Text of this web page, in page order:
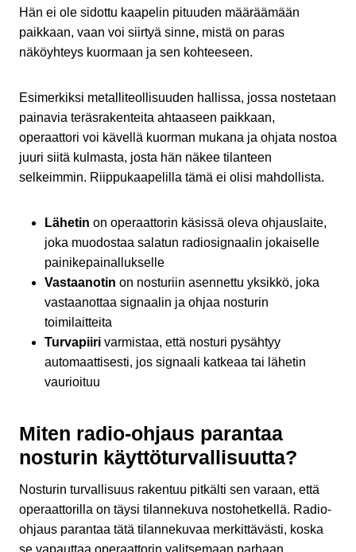
Hän ei ole sidottu kaapelin pituuden määräämään
paikkaan, vaan voi siirtyä sinne, mistä on paras
näköyhteys kuormaan ja sen kohteeseen.
Esimerkiksi metalliteollisuuden hallissa, jossa nostetaan
painavia teräsrakenteita ahtaaseen paikkaan,
operaattori voi kävellä kuorman mukana ja ohjata nostoa
juuri siitä kulmasta, josta hän näkee tilanteen
selkeimmin. Riippukaapelilla tämä ei olisi mahdollista.
Lähetin on operaattorin käsissä oleva ohjauslaite,
joka muodostaa salatun radiosignaalin jokaiselle
painikepainallukselle
Vastaanotin on nosturiin asennettu yksikkö, joka
vastaanottaa signaalin ja ohjaa nosturin
toimilaitteita
Turvapiiri varmistaa, että nosturi pysähtyy
automaattisesti, jos signaali katkeaa tai lähetin
vaurioituu
Miten radio-ohjaus parantaa
nosturin käyttöturvallisuutta?
Nosturin turvallisuus rakentuu pitkälti sen varaan, että
operaattorilla on täysi tilannekuva nostohetkellä. Radio-
ohjaus parantaa tätä tilannekuvaa merkittävästi, koska
se vapauttaa operaattorin valitsemaan parhaan